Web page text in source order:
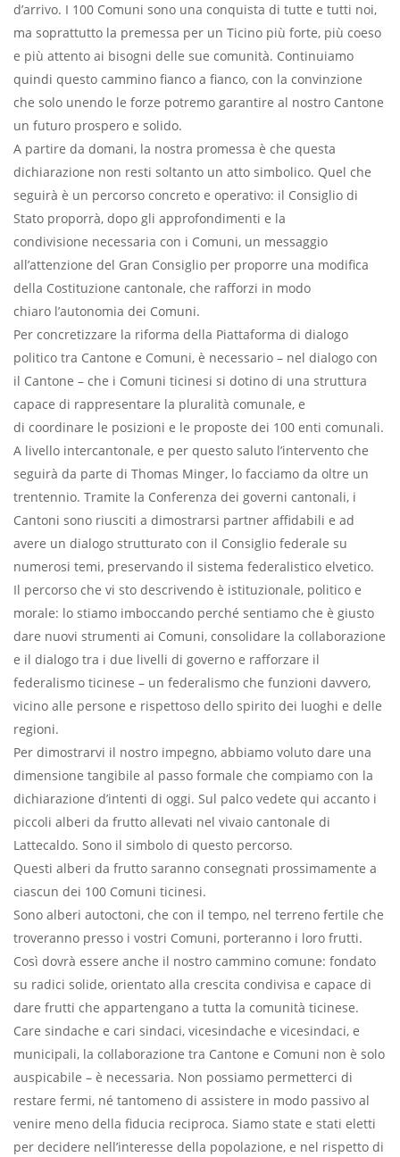
d’arrivo. I 100 Comuni sono una conquista di tutte e tutti noi,
ma soprattutto la premessa per un Ticino più forte, più coeso
e più attento ai bisogni delle sue comunità. Continuiamo
quindi questo cammino fianco a fianco, con la convinzione
che solo unendo le forze potremo garantire al nostro Cantone
un futuro prospero e solido.
A partire da domani, la nostra promessa è che questa
dichiarazione non resti soltanto un atto simbolico. Quel che
seguirà è un percorso concreto e operativo: il Consiglio di
Stato proporrà, dopo gli approfondimenti e la
condivisione necessaria con i Comuni, un messaggio
all’attenzione del Gran Consiglio per proporre una modifica
della Costituzione cantonale, che rafforzi in modo
chiaro l’autonomia dei Comuni.
Per concretizzare la riforma della Piattaforma di dialogo
politico tra Cantone e Comuni, è necessario – nel dialogo con
il Cantone – che i Comuni ticinesi si dotino di una struttura
capace di rappresentare la pluralità comunale, e
di coordinare le posizioni e le proposte dei 100 enti comunali.
A livello intercantonale, e per questo saluto l’intervento che
seguirà da parte di Thomas Minger, lo facciamo da oltre un
trentennio. Tramite la Conferenza dei governi cantonali, i
Cantoni sono riusciti a dimostrarsi partner affidabili e ad
avere un dialogo strutturato con il Consiglio federale su
numerosi temi, preservando il sistema federalistico elvetico.
Il percorso che vi sto descrivendo è istituzionale, politico e
morale: lo stiamo imboccando perché sentiamo che è giusto
dare nuovi strumenti ai Comuni, consolidare la collaborazione
e il dialogo tra i due livelli di governo e rafforzare il
federalismo ticinese – un federalismo che funzioni davvero,
vicino alle persone e rispettoso dello spirito dei luoghi e delle
regioni.
Per dimostrarvi il nostro impegno, abbiamo voluto dare una
dimensione tangibile al passo formale che compiamo con la
dichiarazione d’intenti di oggi. Sul palco vedete qui accanto i
piccoli alberi da frutto allevati nel vivaio cantonale di
Lattecaldo. Sono il simbolo di questo percorso.
Questi alberi da frutto saranno consegnati prossimamente a
ciascun dei 100 Comuni ticinesi.
Sono alberi autoctoni, che con il tempo, nel terreno fertile che
troveranno presso i vostri Comuni, porteranno i loro frutti.
Così dovrà essere anche il nostro cammino comune: fondato
su radici solide, orientato alla crescita condivisa e capace di
dare frutti che appartengano a tutta la comunità ticinese.
Care sindache e cari sindaci, vicesindache e vicesindaci, e
municipali, la collaborazione tra Cantone e Comuni non è solo
auspicabile – è necessaria. Non possiamo permetterci di
restare fermi, né tantomeno di assistere in modo passivo al
venire meno della fiducia reciproca. Siamo state e stati eletti
per decidere nell’interesse della popolazione, e nel rispetto di